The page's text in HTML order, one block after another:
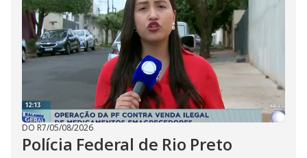
DO R7/05/08/2026
Polícia Federal de Rio Preto